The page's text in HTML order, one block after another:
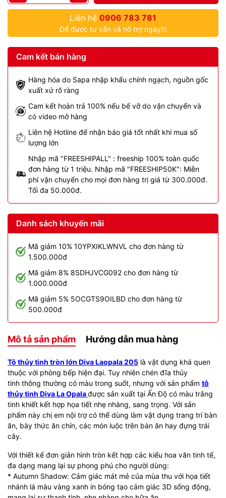
Liên hệ 0906 783 781
Để được tư vấn và hỗ trợ ngay!!!
Cam kết bán hàng
Hàng hóa do Sapa nhập khẩu chính ngạch, nguồn gốc
xuất xứ rõ ràng
Cam kết hoàn trả 100% nếu bể vỡ do vận chuyển và
có video mở hàng
Liên hệ Hotline để nhận báo giá tốt nhất khi mua số
lượng lớn
Nhập mã "FREESHIPALL" : freeship 100% toàn quốc
đơn hàng từ 1 triệu. Nhập mã "FREESHIP50K": Miễn
phí vận chuyển cho mọi đơn hàng trị giá từ 300.000đ.
Tối đa 50.000đ.
Danh sách khuyến mãi
Mã giảm 10% 10YPXIKLWNVL cho đơn hàng từ
1.500.000đ
Mã giảm 8% 8SDHJVCG092 cho đơn hàng từ
1.000.000đ
Mã giảm 5% 5OCGTS9OILBD cho đơn hàng từ
500.000đ
Mô tả sản phẩm Hướng dẫn mua hàng
Tô thủy tinh tròn lớn Diva Laopala 205 là vật dụng khá quen
thuộc với phòng bếp hiện đại. Tuy nhiên chén đĩa thủy
tinh thông thường có màu trong suốt, nhưng với sản phẩm tô
thủy tinh Diva La Opalađược sản xuất tại Ấn Độ có màu trắng
tinh khiết kết hợp họa tiết nhẹ nhàng, sang trọng. Với sản
phẩm này chị em nội trợ có thể dùng làm vật dụng trang trí bàn
ăn, bày thức ăn chín, các món luộc trên bàn ăn hay đựng trái
cây.
Với thiết kế đơn giản hình tròn kết hợp các kiểu hoa văn tinh tế,
đa dạng mang lại sự phong phú cho người dùng:
* Autumn Shadow: Cảm giác mát mẻ của mùa thu với họa tiết
nhánh lá màu vàng xanh in bóng tạo cảm giác 3D sống động,